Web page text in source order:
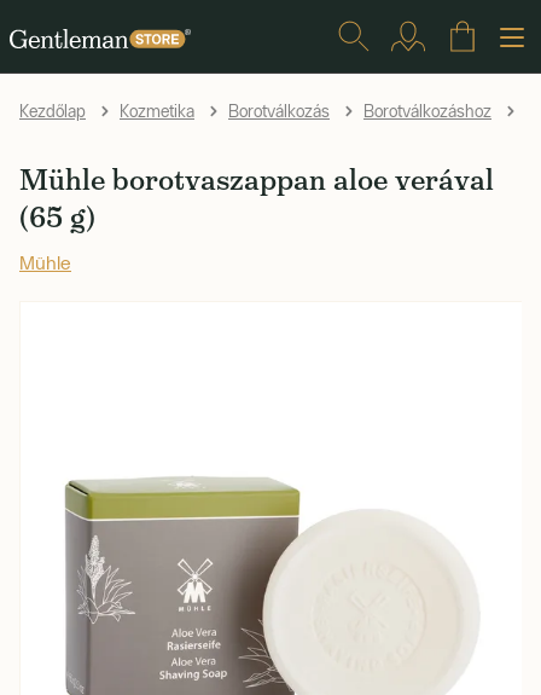
Kezdőlap Kozmetika Borotválkozás Borotválkozáshoz
Mühle borotvaszappan aloe verával
(65 g)
Mühle